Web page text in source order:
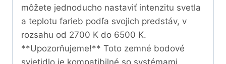
môžete jednoducho nastaviť intenzitu svetla
a teplotu farieb podľa svojich predstáv, v
rozsahu od 2700 K do 6500 K.
**Upozorňujeme!** Toto zemné bodové